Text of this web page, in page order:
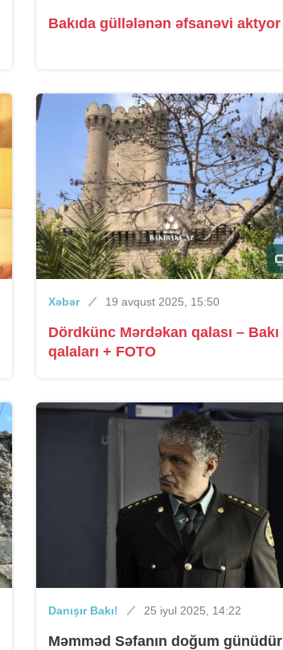
Bakıda güllələnən əfsanəvi aktyor
Xəbər 19 avqust 2025, 15:50
Dördkünc Mərdəkan qalası – Bakı
qalaları + FOTO
Danışır Bakı! 25 iyul 2025, 14:22
Məmməd Səfanın doğum günüdür